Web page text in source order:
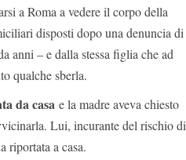
a Roma a vedere il corpo della
disposti dopo una denuncia di
anni – e dalla stessa figlia che ad
qualche sberla.
da casa e la madre aveva chiesto
Lui, incurante del rischio di
riportata a casa.